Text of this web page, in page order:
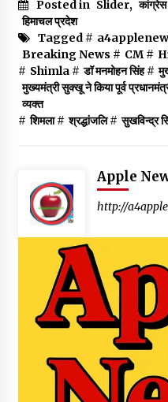
Posted in Slider,
हिमाचल प्रदेश
Tagged #
Breaking News # CM#
# Shimla# डॉ मनमोहन सिंह#
मुख्यमंत्री सुक्खू ने किया पूर्व
व्यक्त
# शिमला# श्रद्धांजलि# सुखविन्द्र
Apple
http://